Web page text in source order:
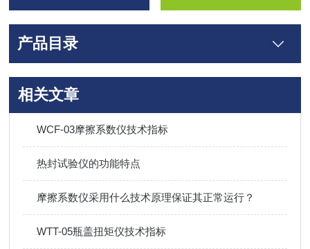
产品目录
相关文章
WCF-03摩擦系数仪技术指标
热封试验仪的功能特点
摩擦系数仪采用什么技术原理保证其正常运行？
WTT-05瓶盖扭矩仪技术指标